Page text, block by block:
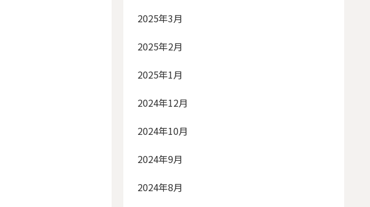
2025年3月
2025年2月
2025年1月
2024年12月
2024年10月
2024年9月
2024年8月